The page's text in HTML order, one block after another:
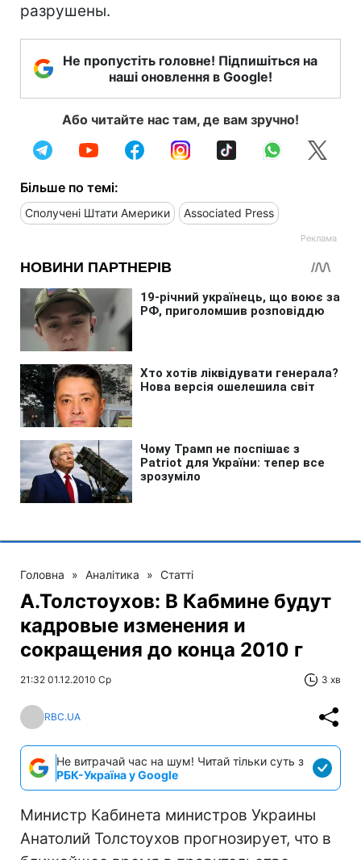
разрушены.
Не пропустіть головне! Підпишіться на
наші оновлення в Google!
Або читайте нас там, де вам зручно!
Більше по темі:
Сполучені Штати Америки Associated Press
Головна » Аналітика » Статті
А.Толстоухов: В Кабмине будут
кадровые изменения и
сокращения до конца 2010 г
21:32 01.12.2010 Ср 3 хв
RBC.UA
Не витрачай час на шум! Читай тільки суть з
РБК-Україна у Google
Министр Кабинета министров Украины
Анатолий Толстоухов прогнозирует, что в